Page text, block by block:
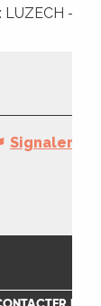
LUZECH -
Signaler